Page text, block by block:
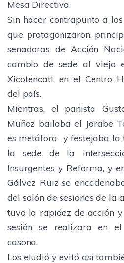
Mesa Directiva.
Sin hacer contrapunto a
que protagonizaron,
senadoras de Acción
cambio de sede al viejo
Xicoténcatl, en el Centro
del país.
Mientras, el panista
Muñoz bailaba el Jarabe
es metáfora- y festejaba
la sede de la
Insurgentes y Reforma, y
Gálvez Ruiz se
del salón de sesiones de la
tuvo la rapidez de acción
sesión se realizara en
casona.
Los eludió y evitó así